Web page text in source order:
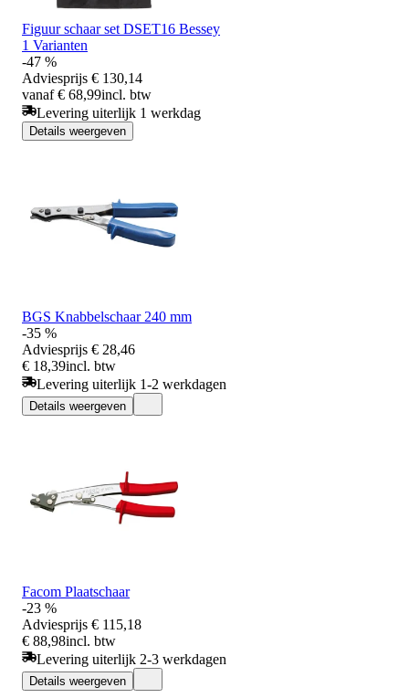
Figuur schaar set DSET16 Bessey
1 Varianten
-47 %
Adviesprijs € 130,14
vanaf € 68,99incl. btw
Levering uiterlijk 1 werkdag
Details weergeven
BGS Knabbelschaar 240 mm
-35 %
Adviesprijs € 28,46
€ 18,39incl. btw
Levering uiterlijk 1-2 werkdagen
Details weergeven
Facom Plaatschaar
-23 %
Adviesprijs € 115,18
€ 88,98incl. btw
Levering uiterlijk 2-3 werkdagen
Details weergeven